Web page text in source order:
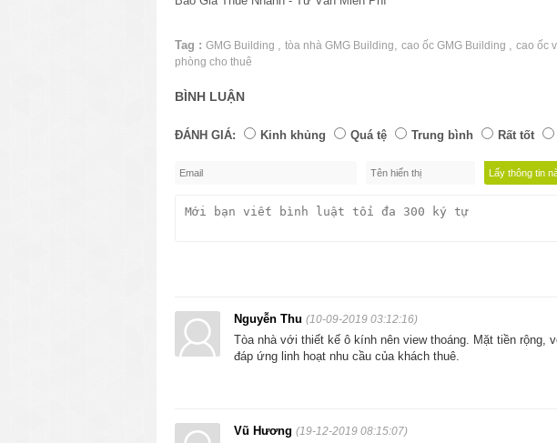
Tag : GMG Building tòa nhà GMG Building cao ốc GMG Building cao ốc
phòng cho thuê
BÌNH LUẬN
ĐÁNH GIÁ: Kinh khủng Quá tệ Trung bình Rất tốt
Nguyễn Thu (10-09-2019 03:12:16)
Tòa nhà với thiết kế ô kính nên view thoáng. Mặt tiền
đáp ứng linh hoạt nhu cầu của khách thuê.
Vũ Hương (19-12-2019 08:15:07)